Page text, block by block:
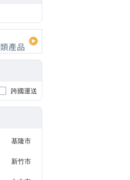
跨國運送
基隆市
新竹市